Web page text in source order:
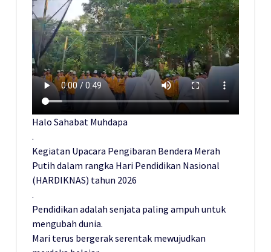
Halo Sahabat Muhdapa
.
Kegiatan Upacara Pengibaran Bendera Merah
Putih dalam rangka Hari Pendidikan Nasional
(HARDIKNAS) tahun 2026
.
Pendidikan adalah senjata paling ampuh untuk
mengubah dunia.
Mari terus bergerak serentak mewujudkan